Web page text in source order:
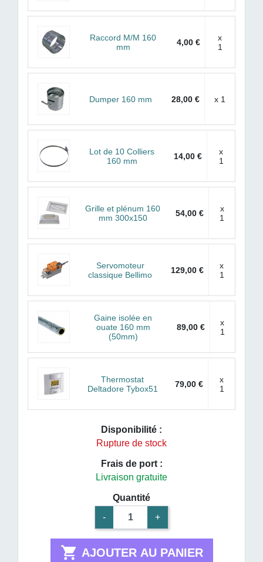
Raccord M/M 160
mm
4,00 €
x
1
Dumper 160 mm 28,00 € x 1
Lot de 10 Colliers
160 mm
14,00 €
x
1
Grille et plénum 160
mm 300x150
54,00 €
x
1
Servomoteur
classique Bellimo
129,00 €
x
1
Gaine isolée en
ouate 160 mm
(50mm)
89,00 €
x
1
Thermostat
Deltadore Tybox51
79,00 €
x
1
Disponibilité :
Rupture de stock
Frais de port :
Livraison gratuite
Quantité
-
+
 AJOUTER AU PANIER